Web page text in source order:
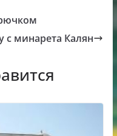
с минарета Калян